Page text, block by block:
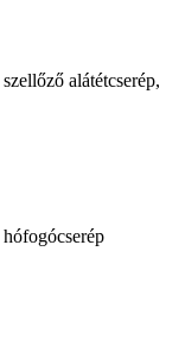
alátétcserép,